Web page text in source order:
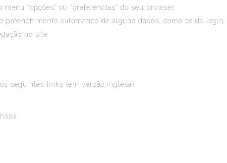
“opções” ou “preferências” do seu browser.
preenchimento automático de alguns dados, como os de
no site.
seguintes links (em versão inglesa):